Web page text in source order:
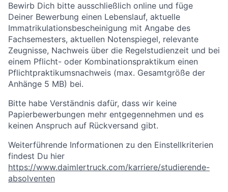
Bewirb Dich bitte ausschließlich online und füge
Deiner Bewerbung einen Lebenslauf, aktuelle
Immatrikulationsbescheinigung mit Angabe des
Fachsemesters, aktuellen Notenspiegel, relevante
Zeugnisse, Nachweis über die Regelstudienzeit und bei
einem Pflicht- oder Kombinationspraktikum einen
Pflichtpraktikumsnachweis (max. Gesamtgröße der
Anhänge 5 MB) bei.
Bitte habe Verständnis dafür, dass wir keine
Papierbewerbungen mehr entgegennehmen und es
keinen Anspruch auf Rückversand gibt.
Weiterführende Informationen zu den Einstellkriterien
findest Du hier
https://www.daimlertruck.com/karriere/studierende-
absolventen